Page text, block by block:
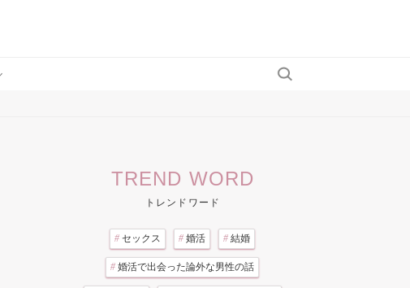
TREND WORD
トレンドワード
# セックス # 婚活 # 結婚
# 婚活で出会った論外な男性の話